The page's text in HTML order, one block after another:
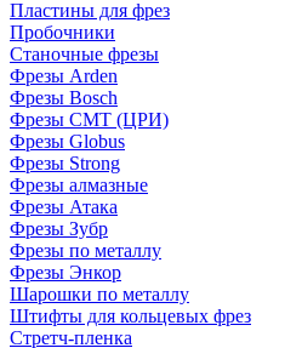
Пластины для фрез
Пробочники
Станочные фрезы
Фрезы Arden
Фрезы Bosch
Фрезы CMT (ЦРИ)
Фрезы Globus
Фрезы Strong
Фрезы алмазные
Фрезы Атака
Фрезы Зубр
Фрезы по металлу
Фрезы Энкор
Шарошки по металлу
Штифты для кольцевых фрез
Стретч-пленка